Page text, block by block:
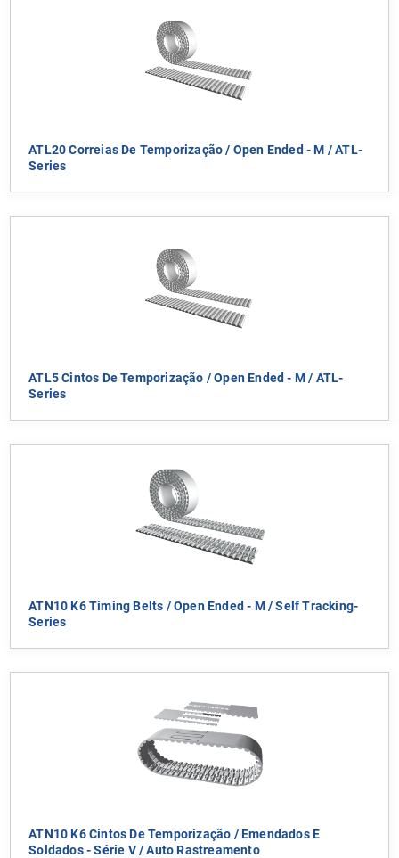
ATL20 Correias De Temporização / Open Ended - M / ATL-
Series
ATL5 Cintos De Temporização / Open Ended - M / ATL-
Series
ATN10 K6 Timing Belts / Open Ended - M / Self Tracking-
Series
ATN10 K6 Cintos De Temporização / Emendados E
Soldados - Série V / Auto Rastreamento